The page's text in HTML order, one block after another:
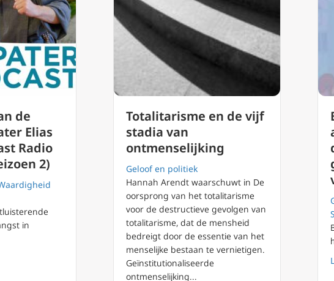
de
Elias
Radio
2)
in
van de angst door Pater Elias in PaterPodcast Radio Maria (14 –
Totalitarisme en de vijf
stadia van
ontmenselijking
Geloof en politiek
Hannah Arendt waarschuwt in De
oorsprong van het totalitarisme
voor de destructieve gevolgen van
totalitarisme, dat de mensheid
bedreigt door de essentie van het
menselijke bestaan te vernietigen.
Geïnstitutionaliseerde
ontmenselijking...